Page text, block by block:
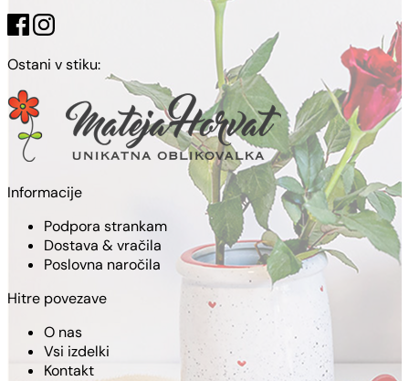
Ostani v stiku:
Informacije
Podpora strankam
Dostava & vračila
Poslovna naročila
Hitre povezave
O nas
Vsi izdelki
Kontakt